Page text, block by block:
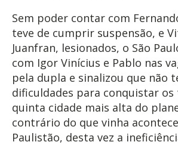
Sem poder contar com
teve de cumprir suspensão, e
Juanfran, lesionados, o São
com Igor Vinícius e Pablo nas
pela dupla e sinalizou que não
dificuldades para conquistar
quinta cidade mais alta do
contrário do que vinha
Paulistão, desta vez a